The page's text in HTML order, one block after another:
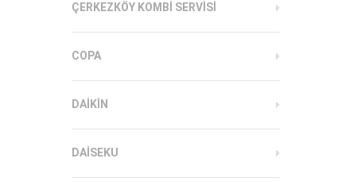
ÇERKEZKÖY KOMBI SERVISI
COPA
DAIKIN
DAISEKU